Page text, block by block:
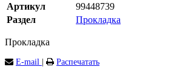
Артикул
99448739
Раздел
Прокладка
Прокладка
E-mail Распечатать